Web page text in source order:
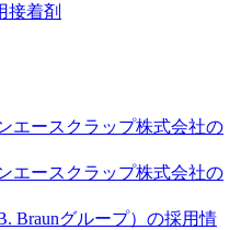
疾患なのでしょう。成人に
水頭症の特徴と症状、検査
概要を知っていただくこと
に、学びと情報共有の場を
ます。
接着剤
エースクラップ株式会社の
エースクラップ株式会社の
Braunグループ）の採用情